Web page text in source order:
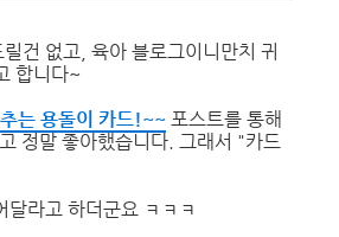
건 없고, 육아 블로그이니만치 귀
합니다~
는 용돌이 카드!~~ 포스트를 통해
정말 좋아했습니다. 그래서 "카드
라고 하더군요 ㅋㅋㅋ